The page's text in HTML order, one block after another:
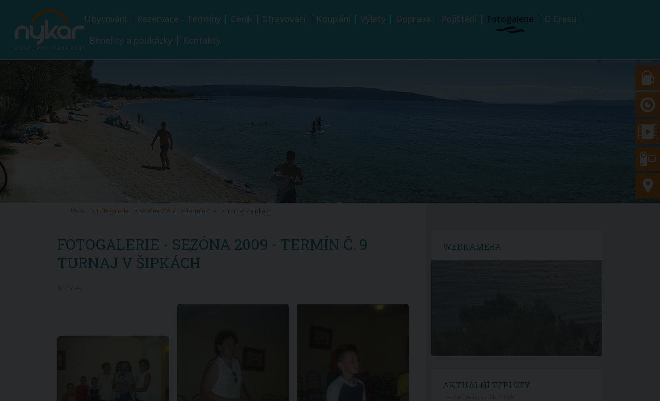
Ubytování Rezervace - Termíny Ceník Stravování Koupání Výlety Doprava Pojištění Fotogalerie
O Cresu
Benefity a poukázky
Kontakty
Úvod Fotogalerie Sezóna 2009 Termín č. 9
FOTOGALERIE - SEZÓNA 2009 - TERMÍN Č. 9
TURNAJ V ŠIPKÁCH
WEBKAMERA
AKTUÁLNÍ TEPLOTY